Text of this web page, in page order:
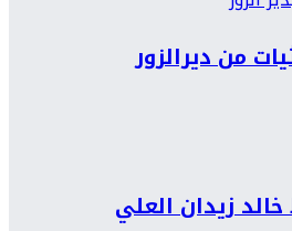
من ديرالزور
زيدان العلي